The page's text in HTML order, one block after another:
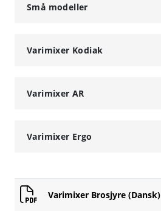
Små modeller
Varimixer Kodiak
Varimixer AR
Varimixer Ergo
Varimixer Brosjyre (Dansk)
Løsninger